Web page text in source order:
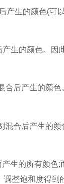
产生的颜色(可
生的颜色。因
合后产生的颜色
混合后产生的颜
生的所有颜色;
调整饱和度得到